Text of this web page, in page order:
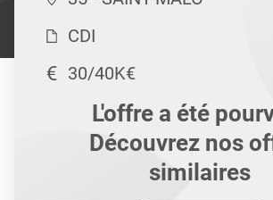
CDI
30/40K€
L'offre a été
Découvrez nos
similaires